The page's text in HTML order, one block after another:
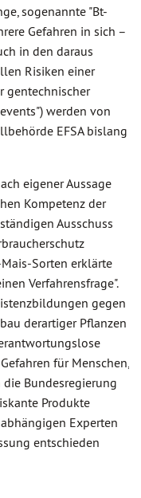
sogenannte "Bt-
Gefahren in sich –
in den daraus
Risiken einer
gentechnischer
werden von
EFSA bislang
eigener Aussage
Kompetenz der
Ausschuss
Sorten erklärte
Verfahrensfrage".
gegen
derartiger Pflanzen
für Menschen,
Bundesregierung
Produkte
Experten
entschieden